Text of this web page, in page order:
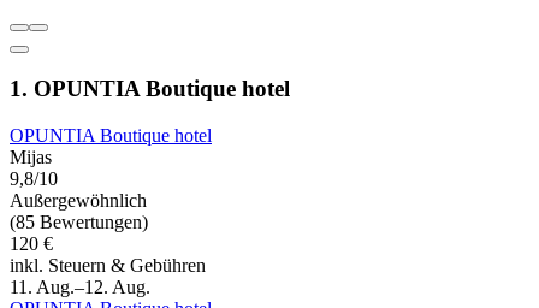
1. OPUNTIA Boutique hotel
OPUNTIA Boutique hotel
Mijas
9,8/10
Außergewöhnlich
(85 Bewertungen)
120 €
inkl. Steuern & Gebühren
11. Aug.–12. Aug.